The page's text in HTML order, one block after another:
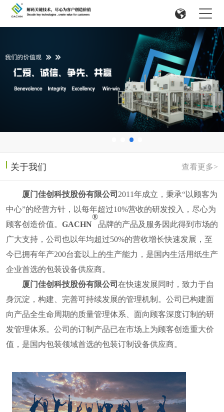
关于我们 查看更多>
厦门佳创科技股份有限公司 2011年成立， 秉承“以顾客为
中心”的经营方针，以每年超过10%营收的研发投入，尽心为
顾客创造价值。 GACHN
®
品牌的产品及服务因此得到市场的
广大支持，公司也以年均超过50%的营收增长快速发展，至
今已拥有年产200台套以上的生产能力，是国内生活用纸生产
企业首选的包装设备供应商。
厦门佳创科技股份有限公司 在快速发展同时，致力于自
身沉淀，构建、完善可持续发展的管理机制。公司已构建面
向产品全生命周期的质量管理体系、面向顾客深度订制的研
发管理体系。公司的订制产品已在市场上为顾客创造重大价
值， 是国内包装领域首选的包装订制设备供应商。